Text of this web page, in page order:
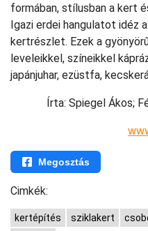
formában, stílusban a kert
Igazi erdei hangulatot idéz
kertrészlet. Ezek a
leveleikkel, színeikkel
japánjuhar, ezüstfa,
Írta: Spiegel Ákos;
Megosztás
Cimkék:
kertépítés sziklakert